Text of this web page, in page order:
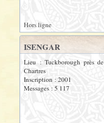
Hors ligne
ISENGAR
Lieu : Tuckborough près de
Chartres
Inscription : 2001
Messages : 5 117